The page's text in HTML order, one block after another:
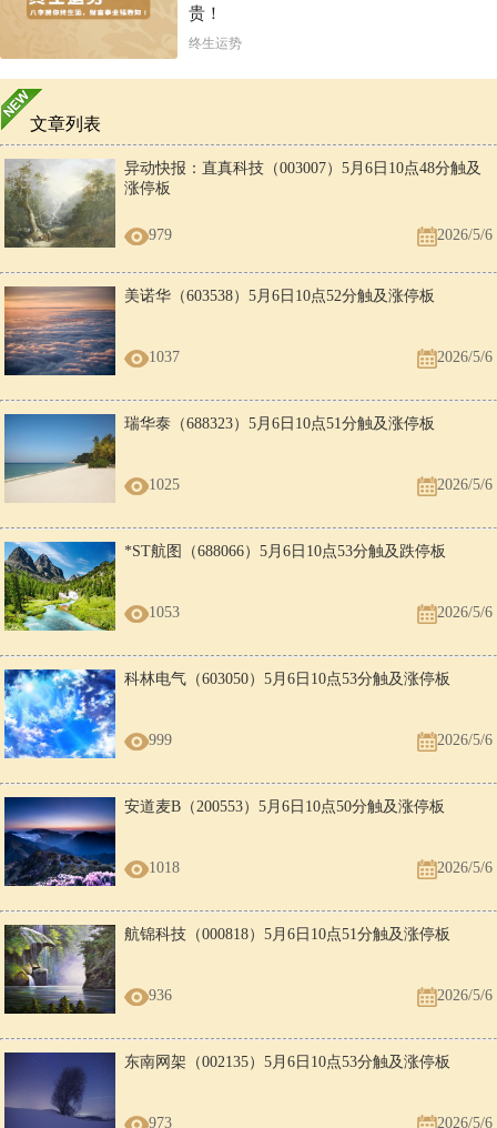
贵！
终生运势
文章列表
异动快报：直真科技（003007）5月6日10点48分触及
涨停板
979 2026/5/6
美诺华（603538）5月6日10点52分触及涨停板
1037 2026/5/6
瑞华泰（688323）5月6日10点51分触及涨停板
1025 2026/5/6
*ST航图（688066）5月6日10点53分触及跌停板
1053 2026/5/6
科林电气（603050）5月6日10点53分触及涨停板
999 2026/5/6
安道麦B（200553）5月6日10点50分触及涨停板
1018 2026/5/6
航锦科技（000818）5月6日10点51分触及涨停板
936 2026/5/6
东南网架（002135）5月6日10点53分触及涨停板
973 2026/5/6